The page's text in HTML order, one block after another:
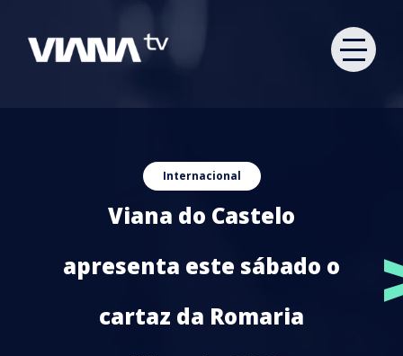
Internacional
Viana do Castelo
apresenta este sábado o
cartaz da Romaria